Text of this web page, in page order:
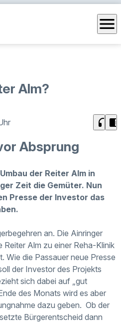
menu
Alm?
headphones chrome_reader_mode
Absprung
der Reiter Alm in
Zeit die Gemüter. Nun
Presse der Investor das
an. Die Ainringer
Reiter Alm zu einer Reha-Klinik
Wie die Passauer neue Presse
der Investor des Projekts
sich dabei auf „gut
des Monats wird es aber
dazu geben. Ob der
Bürgerentscheid dann